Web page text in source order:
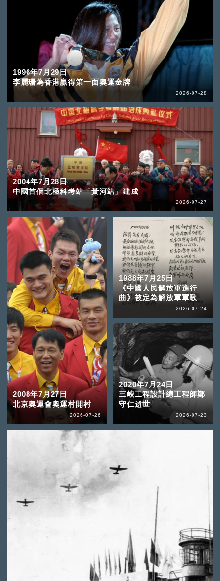
1996年7月29日
李麗珊為香港贏得第一面奧運金牌
2026-07-28
2004年7月28日
中國首個北極科考站「黃河站」建成
2026-07-27
2008年7月27日
北京奧運會奧運村開村
2026-07-26
1988年7月25日
《中國人民解放軍進行
曲》被定為解放軍軍歌
2026-07-24
2020年7月24日
三峽工程設計總工程師鄭
守仁逝世
2026-07-23